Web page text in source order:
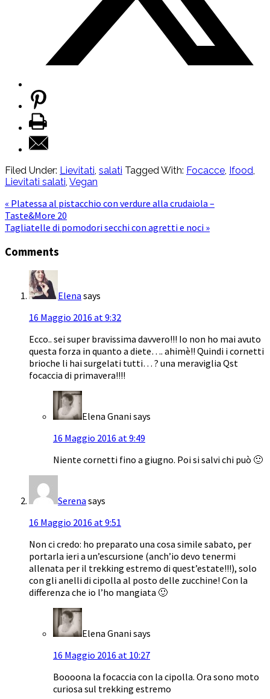
Filed Under: Lievitati, salati Tagged With: Focacce, Ifood,
Lievitati salati, Vegan
« Platessa al pistacchio con verdure alla crudaiola –
Taste&More 20
Tagliatelle di pomodori secchi con agretti e noci »
Comments
Elena says
16 Maggio 2016 at 9:32
Ecco.. sei super bravissima davvero!!! Io non ho mai avuto
questa forza in quanto a diete…. ahimè!! Quindi i cornetti
brioche li hai surgelati tutti… ? una meraviglia Qst
focaccia di primavera!!!!
Elena Gnanisays
16 Maggio 2016 at 9:49
Niente cornetti fino a giugno. Poi si salvi chi può 🙂
Serena says
16 Maggio 2016 at 9:51
Non ci credo: ho preparato una cosa simile sabato, per
portarla ieri a un’escursione (anch’io devo tenermi
allenata per il trekking estremo di quest’estate!!!), solo
con gli anelli di cipolla al posto delle zucchine! Con la
differenza che io l’ho mangiata 🙂
Elena Gnanisays
16 Maggio 2016 at 10:27
Boooona la focaccia con la cipolla. Ora sono moto
curiosa sul trekking estremo